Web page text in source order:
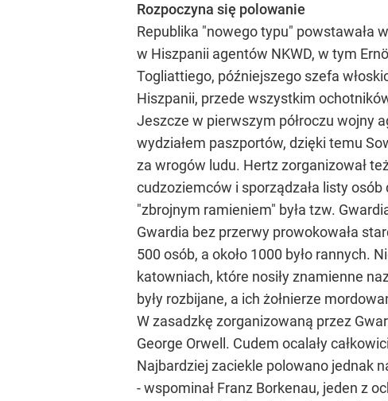
Rozpoczyna się polowanie
Republika "nowego typu" powstawała
w Hiszpanii agentów NKWD, w tym
Togliattiego, późniejszego szefa
Hiszpanii, przede wszystkim
Jeszcze w pierwszym półroczu wojny
wydziałem paszportów, dzięki temu
za wrogów ludu. Hertz zorganizował
cudzoziemców i sporządzała listy
"zbrojnym ramieniem" była tzw.
Gwardia bez przerwy prowokowała
500 osób, a około 1000 było rannych.
katowniach, które nosiły znamienne
były rozbijane, a ich żołnierze
W zasadzkę zorganizowaną przez
George Orwell. Cudem ocalały
Najbardziej zaciekle polowano jednak
- wspominał Franz Borkenau, jeden z